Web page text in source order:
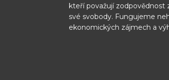
kteří považují zodpovědnost
své svobody. Fungujeme
ekonomických zájmech a